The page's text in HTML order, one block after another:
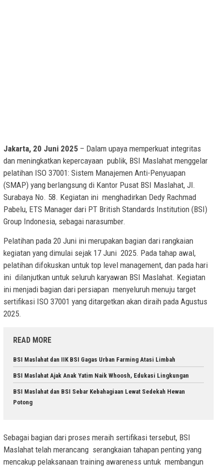
Jakarta, 20 Juni 2025 – Dalam upaya memperkuat integritas
dan meningkatkan kepercayaan publik, BSI Maslahat menggelar
pelatihan ISO 37001: Sistem Manajemen Anti-Penyuapan
(SMAP) yang berlangsung di Kantor Pusat BSI Maslahat, Jl.
Surabaya No. 58. Kegiatan ini menghadirkan Dedy Rachmad
Pabelu, ETS Manager dari PT British Standards Institution (BSI)
Group Indonesia, sebagai narasumber.
Pelatihan pada 20 Juni ini merupakan bagian dari rangkaian
kegiatan yang dimulai sejak 17 Juni 2025. Pada tahap awal,
pelatihan difokuskan untuk top level management, dan pada hari
ini dilanjutkan untuk seluruh karyawan BSI Maslahat. Kegiatan
ini menjadi bagian dari persiapan menyeluruh menuju target
sertifikasi ISO 37001 yang ditargetkan akan diraih pada Agustus
2025.
READ MORE
BSI Maslahat dan IIK BSI Gagas Urban Farming Atasi Limbah
BSI Maslahat Ajak Anak Yatim Naik Whoosh, Edukasi Lingkungan
BSI Maslahat dan BSI Sebar Kebahagiaan Lewat Sedekah Hewan
Potong
Sebagai bagian dari proses meraih sertifikasi tersebut, BSI
Maslahat telah merancang serangkaian tahapan penting yang
mencakup pelaksanaan training awareness untuk membangun